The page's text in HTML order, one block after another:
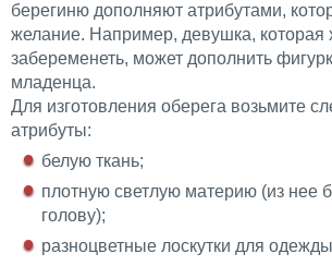
берегиню дополняют атрибутами,
желание. Например, девушка, которая
забеременеть, может дополнить
младенца.
Для изготовления оберега возьмите
атрибуты:
белую ткань;
плотную светлую материю (из нее
голову);
разноцветные лоскутки для